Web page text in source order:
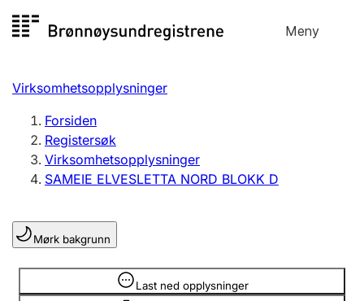
til
Meny
Registersøk
Aksjeselskap
Enkeltpersonforetak
Registrere, endre, slette
Lag og forening
Registrere, endre, slette
Virksomhetsopplysninger
Forsiden
Registersøk
Virksomhetsopplysninger
SAMEIE ELVESLETTA NORD BLOKK D
Mørk bakgrunn
Last ned opplysninger
Opplysninger er skjult